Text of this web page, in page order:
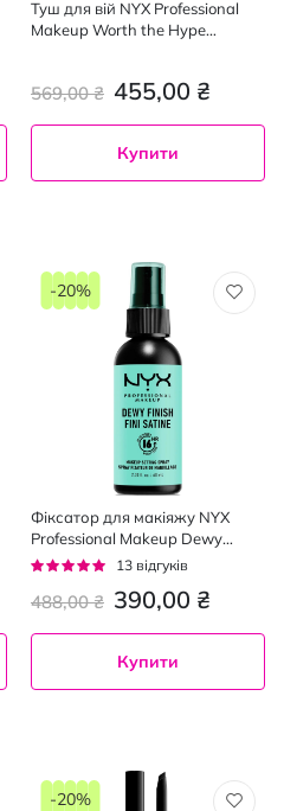
Туш для вій NYX Professional
Makeup Worth the Hype
455,00 ₴
569,00 ₴
Купити
Фіксатор для макіяжу NYX
Professional Makeup Dewy
Finish Spray 60 мл
Рейтинг:
13 відгуків
390,00 ₴
488,00 ₴
-20%
Купити
-20%